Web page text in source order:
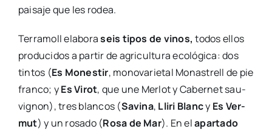
mut) y un rosa­do (Rosa de Mar
sus vinos, de mayo a sep­tiem­bre, los lunes, mar­tes,
jue­ves y vier­nes, de 19.00 a 21.00 horas. Esta acti­vi­
dad inclu­ye un paseo por los viñe­dos y su entorno,
la visi­ta a la bode­ga, degus­ta­ción de 3 vinos y ape­ri­
ti­vo con pro­duc­tos de Balea­res.